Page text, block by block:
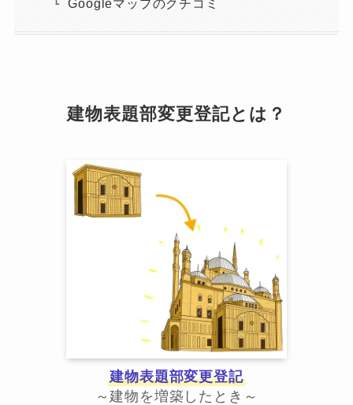
Googleマップのクチコミ
建物表題部変更登記とは？
建物表題部変更登記
～建物を増築したとき～